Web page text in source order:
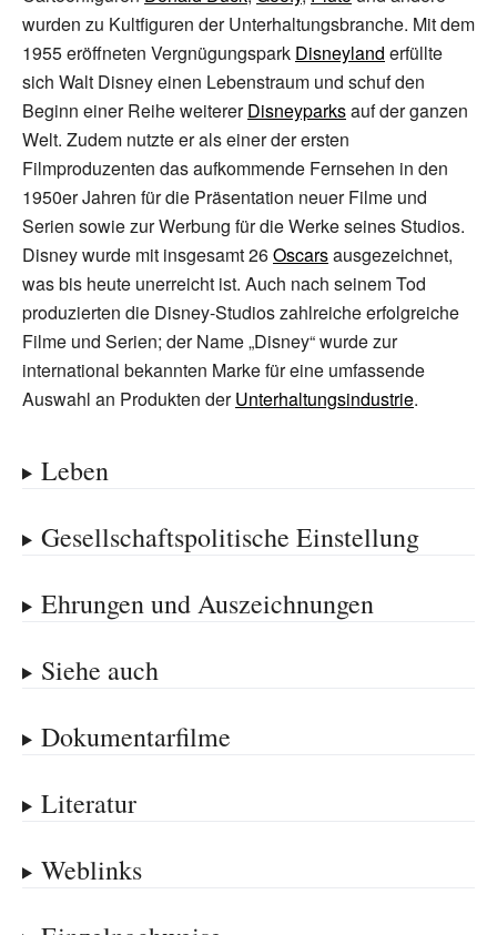
wurden zu Kultfiguren der Unterhaltungsbranche. Mit dem
1955 eröffneten Vergnügungspark Disneyland erfüllte
sich Walt Disney einen Lebenstraum und schuf den
Beginn einer Reihe weitererDisneyparksauf der ganzen
Welt. Zudem nutzte er als einer der ersten
Filmproduzenten das aufkommende Fernsehen in den
1950er Jahren für die Präsentation neuer Filme und
Serien sowie zur Werbung für die Werke seines Studios.
Disney wurde mit insgesamt 26Oscarsausgezeichnet,
was bis heute unerreicht ist. Auch nach seinem Tod
produzierten die Disney-Studios zahlreiche erfolgreiche
Filme und Serien; der Name „Disney“ wurde zur
international bekannten Marke für eine umfassende
Auswahl an Produkten derUnterhaltungsindustrie.
Leben
Gesellschaftspolitische Einstellung
Ehrungen und Auszeichnungen
Siehe auch
Dokumentarfilme
Literatur
Weblinks